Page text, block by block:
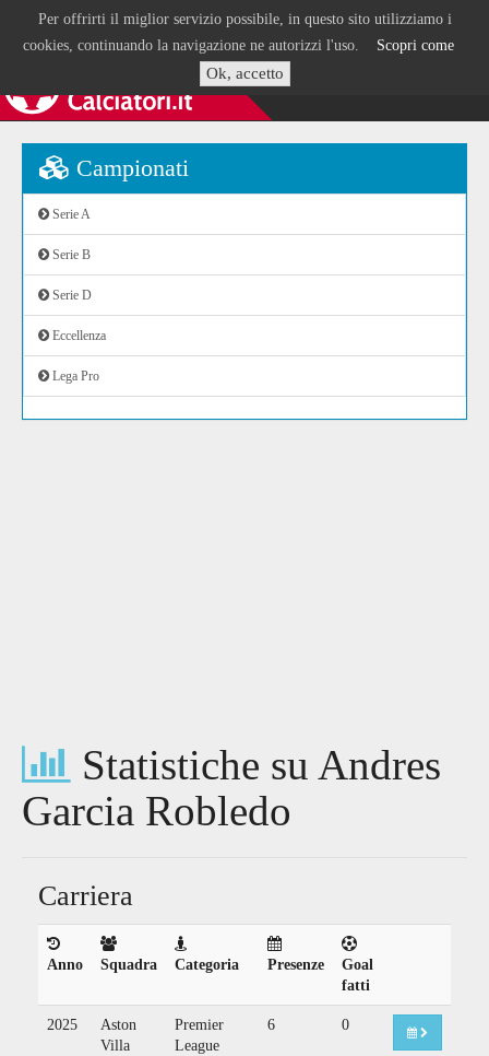
Per offrirti il miglior servizio possibile, in questo sito utilizziamo i
cookies, continuando la navigazione ne autorizzi l'uso. Scopri come
Ok, accetto
Campionati
Serie A
Serie B
Serie D
Eccellenza
Lega Pro
Statistiche su Andres
Garcia Robledo
Carriera
Anno Squadra Categoria Presenze
Goal
fatti
2025
Aston
Villa
Premier
League
6 0